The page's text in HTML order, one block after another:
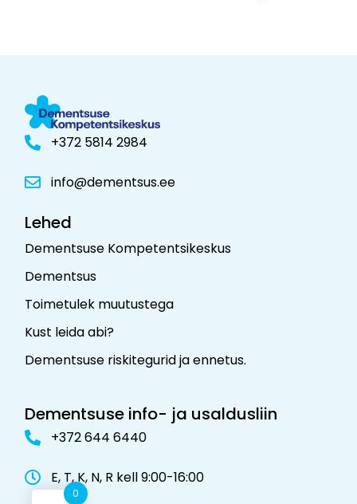
+372 5814 2984
info@dementsus.ee
Lehed
Dementsuse Kompetentsikeskus
Dementsus
Toimetulek muutustega
Kust leida abi?
Dementsuse riskitegurid ja ennetus.
Dementsuse info- ja usaldusliin
+372 644 6440
E, T, K, N, R kell 9:00-16:00
0